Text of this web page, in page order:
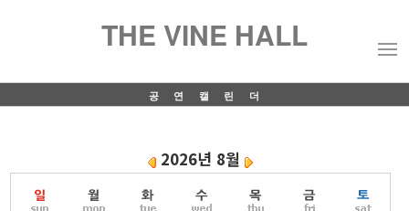
THE VINE HALL
공연캘린더
2026년 8월